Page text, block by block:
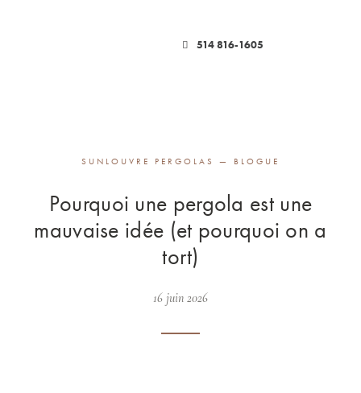
514 816-1605
SUNLOUVRE PERGOLAS — BLOGUE
Pourquoi une pergola est une
mauvaise idée (et pourquoi on a
tort)
16 juin 2026